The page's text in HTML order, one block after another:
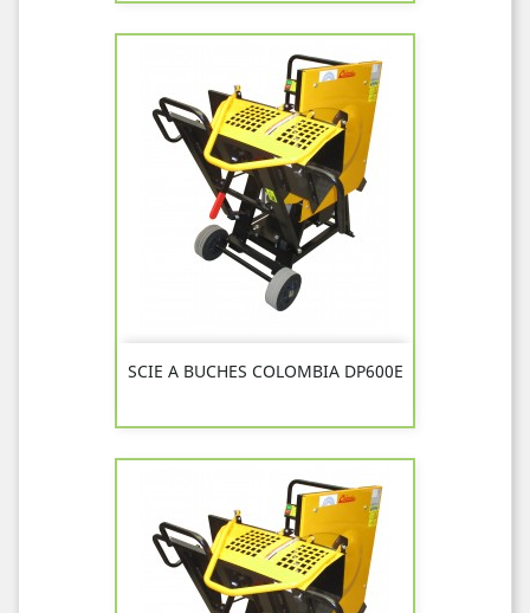
SCIE A BUCHES COLOMBIA DP600E